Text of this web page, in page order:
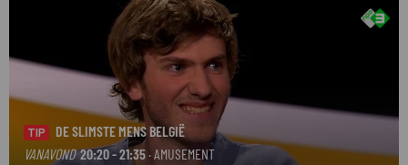
TIP
DE SLIMSTE MENS BELGIË
VANAVOND 20:20 - 21:35· AMUSEMENT